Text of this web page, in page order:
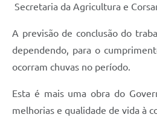
Secretaria da Agricultura e
A previsão de conclusão do
dependendo, para o
ocorram chuvas no período.
Esta é mais uma obra do
melhorias e qualidade de vida à